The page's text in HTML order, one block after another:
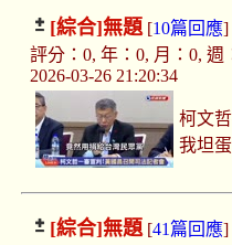
[綜合]無題[10篇回應]
評分：0, 年：0, 月：0, 週
2026-03-26 21:20:34
柯文
我坦蛋
[綜合]無題[41篇回應]